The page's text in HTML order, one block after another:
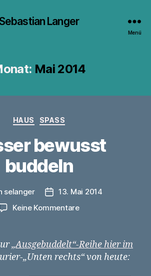
Langer
Menü
Mai 2014
Kategorien
HAUS SPASS
bewusst
buddeln
selanger Veröffentlichungsdatum
13. Mai 2014
Keine Kommentarezu
buddeln
„Ausgebuddelt“-Reihe hier im
„Unten rechts“ von heute: